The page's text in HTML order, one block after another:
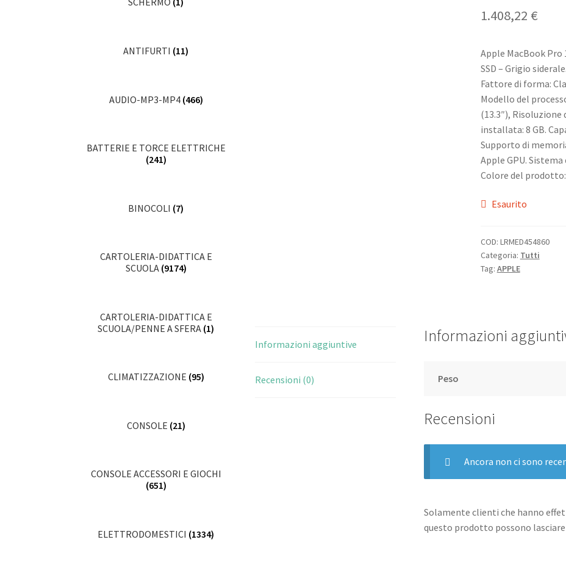
1.408,22 €
Apple MacBook Pro
SSD – Grigio
Fattore di forma:
Modello del
(13.3″), Risoluzione
installata: 8 GB.
Supporto di
Apple GPU.
Colore del
Esaurito
COD: LRMED454860
Categoria: Tutti
Tag: APPLE
Informazioni aggiuntive
Recensioni (0)
Informazioni
Peso
Recensioni
Ancora non ci sono
Solamente clienti che hanno
questo prodotto possono lasciare
ANTIFURTI (11)
AUDIO-MP3-MP4 (466)
BATTERIE E TORCE ELETTRICHE
(241)
BINOCOLI (7)
CARTOLERIA-DIDATTICA E
SCUOLA (9174)
CARTOLERIA-DIDATTICA E
SCUOLA/PENNE A SFERA (1)
CLIMATIZZAZIONE (95)
CONSOLE (21)
CONSOLE ACCESSORI E GIOCHI
(651)
ELETTRODOMESTICI (1334)